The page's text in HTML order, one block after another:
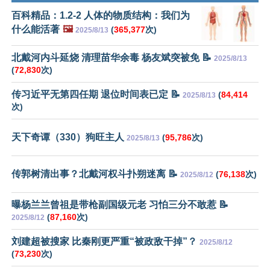
百科精品：1.2-2 人体的物质结构：我们为
什么能活著 🖼️ 2025/8/13 (365,377次)
北戴河内斗延烧 清理苗华余毒 杨友斌突被免 📝 2025/8/13
(72,830次)
传习近平无第四任期 退位时间表已定 📝 2025/8/13 (84,414
次)
天下奇谭（330）狗旺主人 2025/8/13 (95,786次)
传郭树清出事？北戴河权斗扑朔迷离 📝 2025/8/12 (76,138次)
曝杨兰兰曾祖是带枪副国级元老 习怕三分不敢惹 📝
2025/8/12 (87,160次)
刘建超被搜家 比秦刚更严重“被政敌干掉”？ 2025/8/12
(73,230次)